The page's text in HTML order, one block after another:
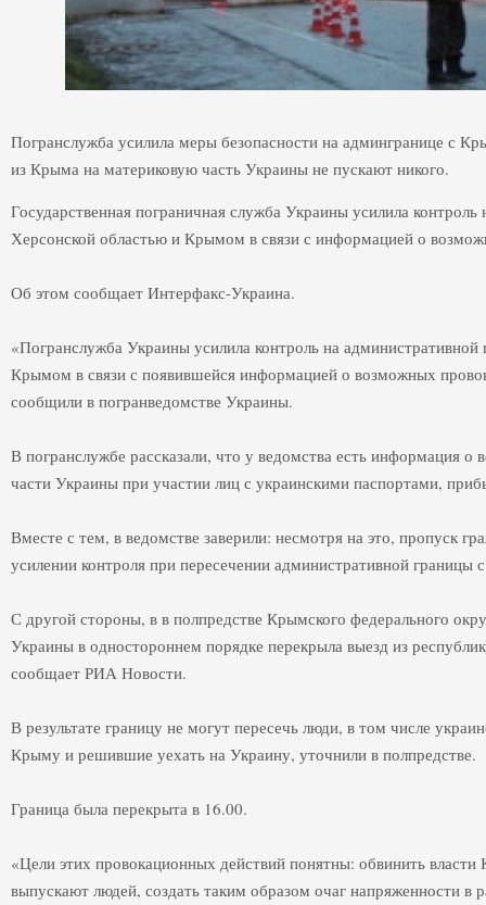
Погранслужба усилила меры безопасности на админгранице с
из Крыма на материковую часть Украины не пускают никого.
Государственная пограничная служба Украины усилила
Херсонской областью и Крымом в связи с информацией о
Об этом сообщает Интерфакс-Украина.
«Погранслужба Украины усилила контроль на
Крымом в связи с появившейся информацией о возможных
сообщили в погранведомстве Украины.
В погранслужбе рассказали, что у ведомства есть информация
части Украины при участии лиц с украинскими паспортами,
Вместе с тем, в ведомстве заверили: несмотря на это, пропуск
усилении контроля при пересечении административной
С другой стороны, в в полпредстве Крымского федерального
Украины в одностороннем порядке перекрыла выезд из
сообщает РИА Новости.
В результате границу не могут пересечь люди, в том числе
Крыму и решившие уехать на Украину, уточнили в полпредстве.
Граница была перекрыта в 16.00.
«Цели этих провокационных действий понятны: обвинить
выпускают людей, создать таким образом очаг напряженности в